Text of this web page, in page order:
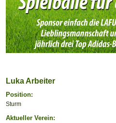
Luka Arbeiter
Position:
Sturm
Aktueller Verein: